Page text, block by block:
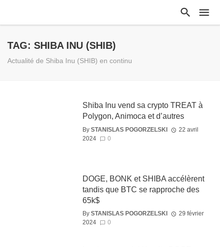
TAG: SHIBA INU (SHIB)
Actualité de Shiba Inu (SHIB) en continu
Shiba Inu vend sa crypto TREAT à
Polygon, Animoca et d’autres
By STANISLAS POGORZELSKI
22 avril
2024
0
DOGE, BONK et SHIBA accélèrent
tandis que BTC se rapproche des
65k$
By STANISLAS POGORZELSKI
29 février
2024
0